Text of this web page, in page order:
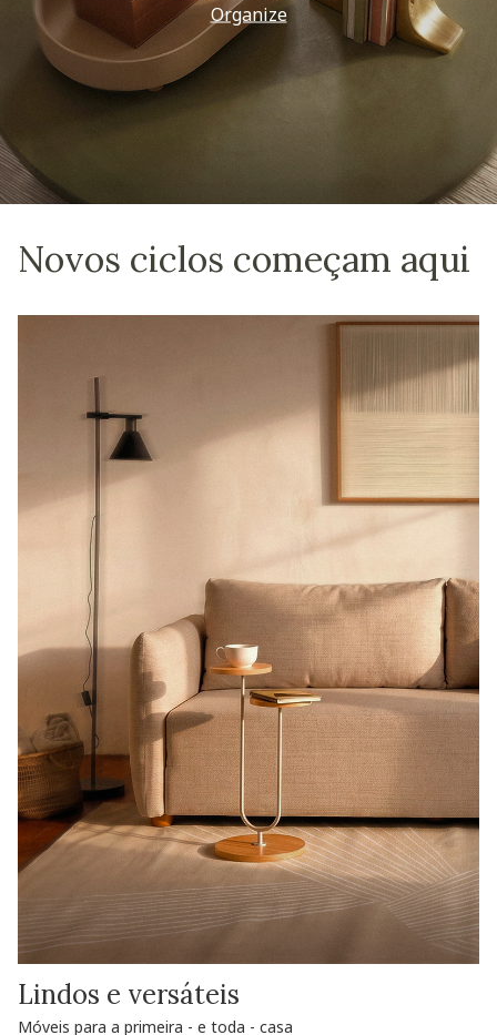
Organize
Novos ciclos começam aqui
Lindos e versáteis
Móveis para a primeira - e toda - casa